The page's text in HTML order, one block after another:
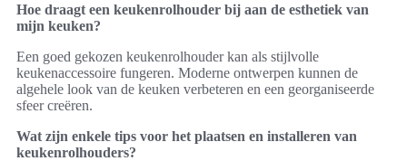
Hoe draagt een keukenrolhouder bij aan de esthetiek van
mijn keuken?
Een goed gekozen keukenrolhouder kan als stijlvolle
keukenaccessoire fungeren. Moderne ontwerpen kunnen de
algehele look van de keuken verbeteren en een georganiseerde
sfeer creëren.
Wat zijn enkele tips voor het plaatsen en installeren van
keukenrolhouders?